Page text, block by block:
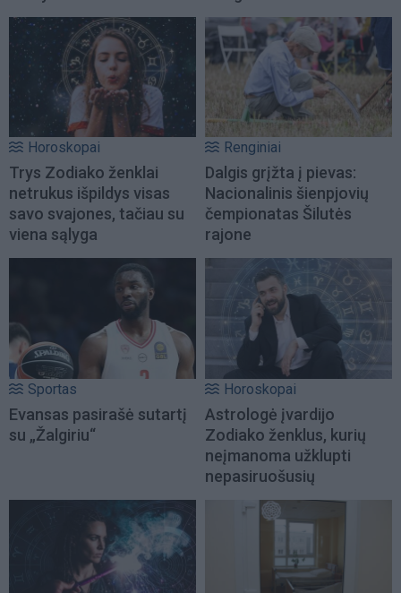
Horoskopai
Trys Zodiako ženklai
netrukus išpildys visas
savo svajones, tačiau su
viena sąlyga
Renginiai
Dalgis grįžta į pievas:
Nacionalinis šienpjovių
čempionatas Šilutės
rajone
Sportas
Evansas pasirašė sutartį
su „Žalgiriu“
Horoskopai
Astrologė įvardijo
Zodiako ženklus, kurių
neįmanoma užklupti
nepasiruošusių